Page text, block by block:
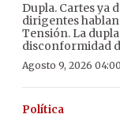
Dupla. Cartes ya
dirigentes
Tensión. La
disconformidad
Agosto 9, 2026
Política